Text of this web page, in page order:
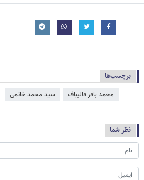
برچسب‌ها
محمد باقر قالیباف سید محمد خاتمی
نظر شما